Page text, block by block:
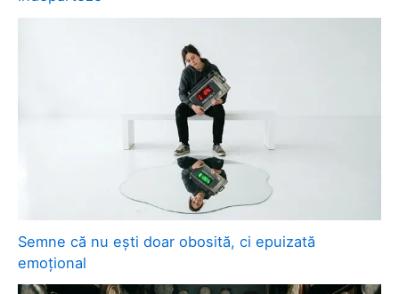
Semne că nu ești doar obosită, ci epuizată
emoțional